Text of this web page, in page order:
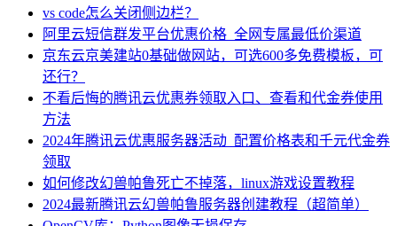
vs code怎么关闭侧边栏？
阿里云短信群发平台优惠价格_全网专属最低价渠道
京东云京美建站0基础做网站，可选600多免费模板，可
还行？
不看后悔的腾讯云优惠券领取入口、查看和代金券使用
方法
2024年腾讯云优惠服务器活动_配置价格表和千元代金券
领取
如何修改幻兽帕鲁死亡不掉落，linux游戏设置教程
2024最新腾讯云幻兽帕鲁服务器创建教程（超简单）